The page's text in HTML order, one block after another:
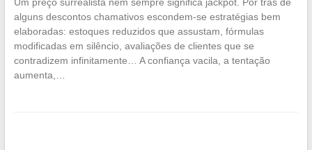
Um preço surrealista nem sempre significa jackpot. Por trás de
alguns descontos chamativos escondem-se estratégias bem
elaboradas: estoques reduzidos que assustam, fórmulas
modificadas em silêncio, avaliações de clientes que se
contradizem infinitamente… A confiança vacila, a tentação
aumenta,…